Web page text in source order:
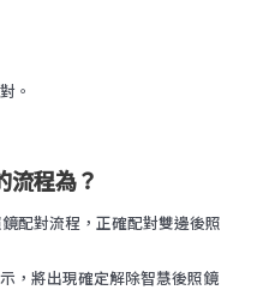
。
流程為？
配對流程，正確配對雙邊後照
，將出現確定解除智慧後照鏡